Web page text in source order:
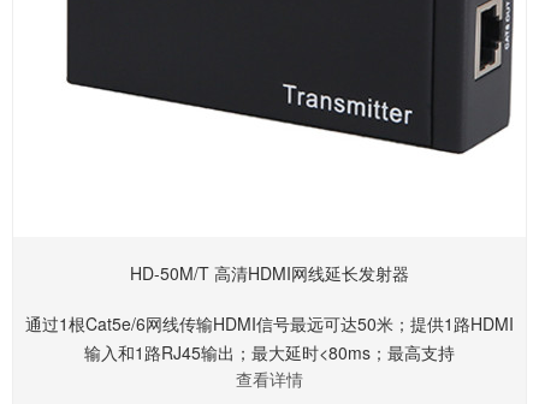
HD-50M/T 高清HDMI网线延长发射器
通过1根Cat5e/6网线传输HDMI信号最远可达50米；提供1路HDMI
输入和1路RJ45输出；最大延时<80ms；最高支持
1920*1080P@60Hz分辨率；外置DC5V供电；
查看详情